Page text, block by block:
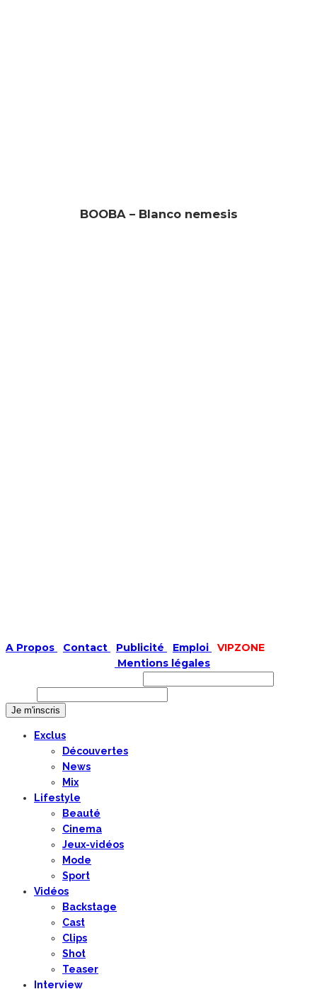
BOOBA – Blanco nemesis
A Propos Contact Publicité Emploi
VIPZONE
Mentions légales
Exclus
Découvertes
News
Mix
Lifestyle
Beauté
Cinema
Jeux-vidéos
Mode
Sport
Vidéos
Backstage
Cast
Clips
Shot
Teaser
Interview